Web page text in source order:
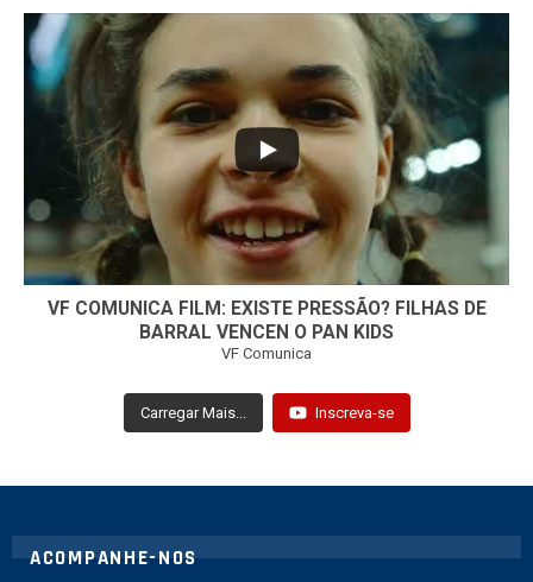
...
32
VF COMUNICA FILM: EXISTE PRESSÃO? FILHAS DE
BARRAL VENCEN O PAN KIDS
VF Comunica
Carregar Mais... Inscreva-se
ACOMPANHE-NOS